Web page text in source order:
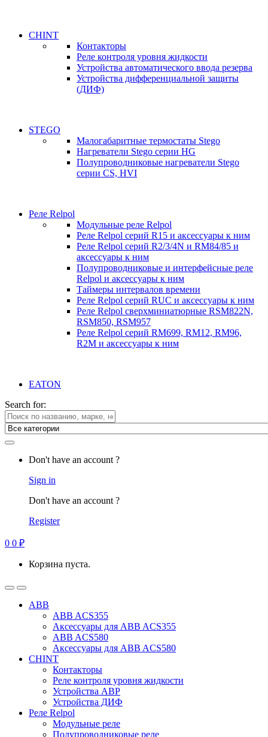
CHINT
Контакторы
Реле контроля уровня жидкости
Устройства автоматического ввода резерва
Устройства дифференциальной защиты
(ДИФ)
STEGO
Малогабаритные термостаты Stego
Нагреватели Stego серии HG
Полупроводниковые нагреватели Stego
серии CS, HVI
Реле Relpol
Модульные реле Relpol
Реле Relpol серий R15 и аксессуары к ним
Реле Relpol серий R2/3/4N и RM84/85 и
аксессуары к ним
Полупроводниковые и интерфейсные реле
Relpol и аксессуары к ним
Таймеры интервалов времени
Реле Relpol серий RUC и аксессуары к ним
Реле Relpol сверхминиатюрные RSM822N,
RSM850, RSM957
Реле Relpol серий RM699, RM12, RM96,
R2M и аксессуары к ним
EATON
Search for:
Don't have an account ?
Sign in
Don't have an account ?
Register
0 0 ₽
Корзина пуста.
ABB
ABB ACS355
Аксессуары для ABB ACS355
ABB ACS580
Аксессуары для ABB ACS580
CHINT
Контакторы
Реле контроля уровня жидкости
Устройства АВР
Устройства ДИФ
Реле Relpol
Модульные реле
Полупроводниковые реле